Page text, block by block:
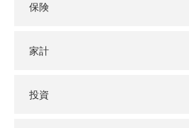
保険
家計
投資